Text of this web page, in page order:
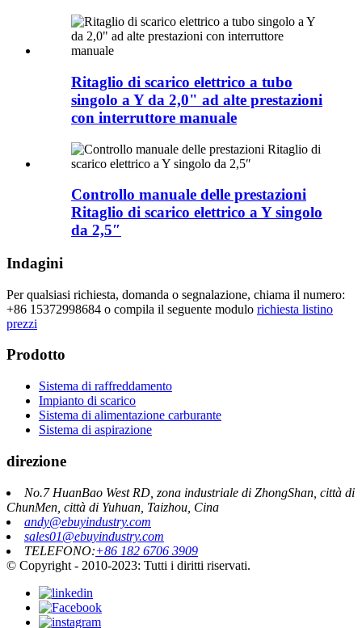
Ritaglio di scarico elettrico a tubo
singolo a Y da 2,0" ad alte prestazioni
con interruttore manuale
Controllo manuale delle prestazioni
Ritaglio di scarico elettrico a Y singolo
da 2,5″
Indagini
Per qualsiasi richiesta, domanda o segnalazione, chiama il numero:
+86 15372998684 o compila il seguente modulo richiesta listino
prezzi
Prodotto
Sistema di raffreddamento
Impianto di scarico
Sistema di alimentazione carburante
Sistema di aspirazione
direzione
No.7 HuanBao West RD, zona industriale di ZhongShan, città di
ChunMen, città di Yuhuan, Taizhou, Cina
andy@ebuyindustry.com
sales01@ebuyindustry.com
TELEFONO:+86 182 6706 3909
© Copyright - 2010-2023: Tutti i diritti riservati.